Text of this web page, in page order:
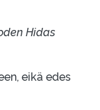
Hidas
eikä edes